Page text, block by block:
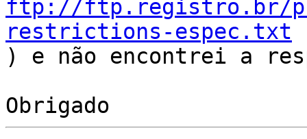
ftp://ftp.registro.br/
restrictions-espec.txt
) e não encontrei a